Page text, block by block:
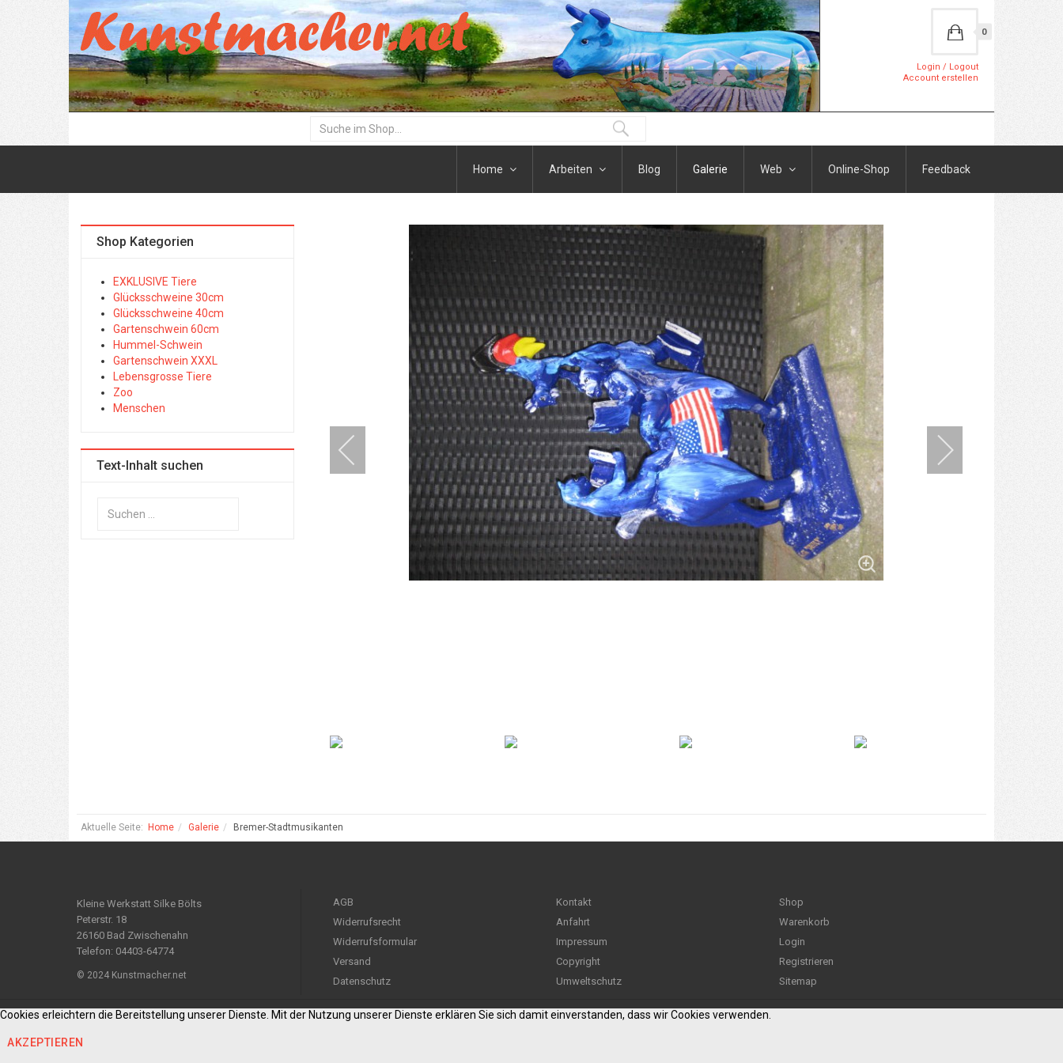
0
Login / Logout
Account erstellen
Home Arbeiten Blog Galerie Web Online-Shop Feedback
Shop Kategorien
EXKLUSIVE Tiere
Glücksschweine 30cm
Glücksschweine 40cm
Gartenschwein 60cm
Hummel-Schwein
Gartenschwein XXXL
Lebensgrosse Tiere
Zoo
Menschen
Text-Inhalt suchen
Aktuelle Seite: Home Galerie Bremer-Stadtmusikanten
Kleine Werkstatt Silke Bölts
Peterstr. 18
26160 Bad Zwischenahn
Telefon: 04403-64774
© 2024 Kunstmacher.net
AGB
Widerrufsrecht
Widerrufsformular
Versand
Datenschutz
Kontakt
Anfahrt
Impressum
Copyright
Umweltschutz
Shop
Warenkorb
Login
Registrieren
Sitemap
Cookies erleichtern die Bereitstellung unserer Dienste. Mit der Nutzung unserer Dienste erklären Sie sich damit einverstanden, dass wir Cookies verwenden.
AKZEPTIEREN